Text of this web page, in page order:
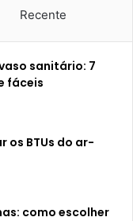
Recente
sanitário: 7
fáceis
os BTUs do ar-
como escolher